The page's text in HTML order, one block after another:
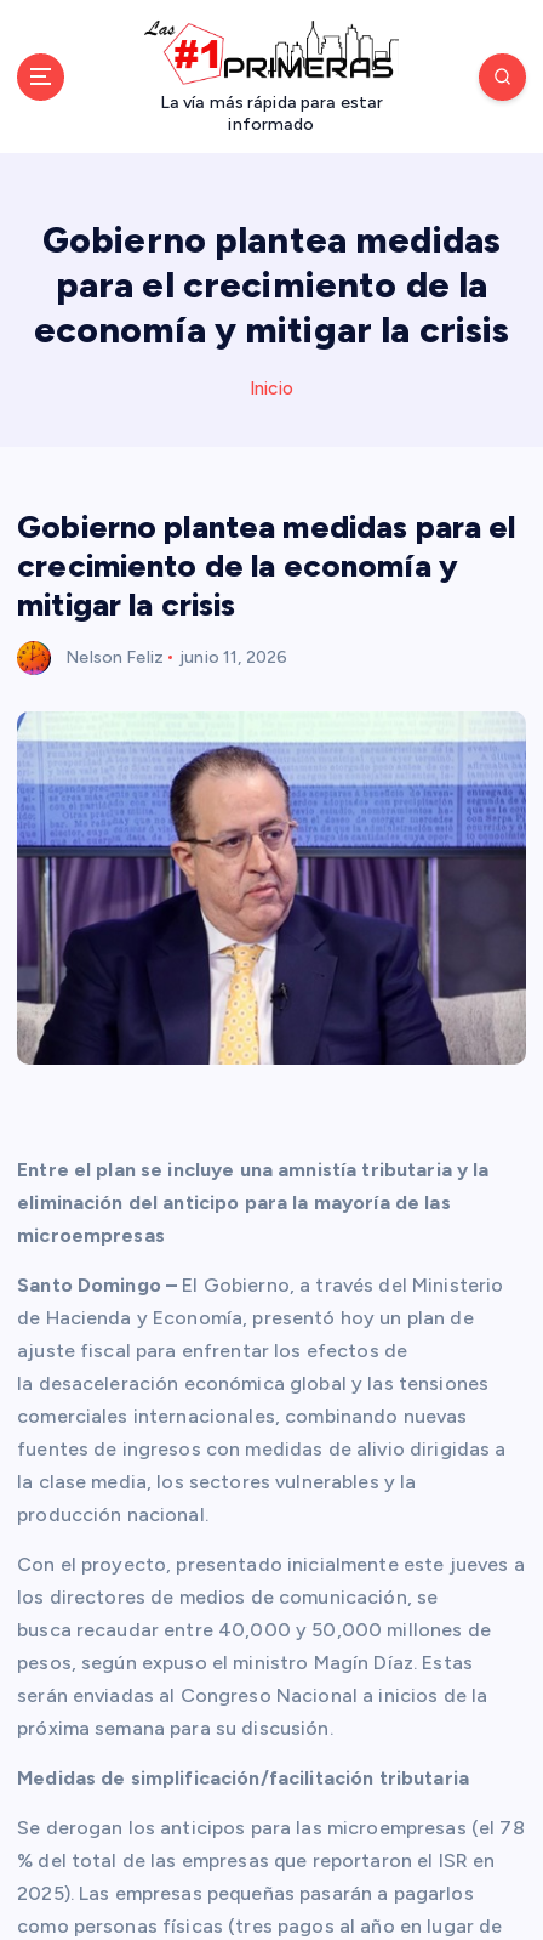
La vía más rápida para estar
informado
Gobierno plantea medidas
para el crecimiento de la
economía y mitigar la crisis
Inicio
Gobierno plantea medidas para el
crecimiento de la economía y
mitigar la crisis
Nelson Feliz junio 11, 2026
Entre el plan se incluye una amnistía tributaria y la
eliminación del anticipo para la mayoría de las
microempresas
Santo Domingo – El Gobierno, a través del Ministerio
de Hacienda y Economía, presentó hoy un plan de
ajuste fiscal para enfrentar los efectos de
la desaceleración económica global y las tensiones
comerciales internacionales, combinando nuevas
fuentes de ingresos con medidas de alivio dirigidas a
la clase media, los sectores vulnerables y la
producción nacional.
Con el proyecto, presentado inicialmente este jueves a
los directores de medios de comunicación, se
busca recaudar entre 40,000 y 50,000 millones de
pesos, según expuso el ministro Magín Díaz. Estas
serán enviadas al Congreso Nacional a inicios de la
próxima semana para su discusión.
Medidas de simplificación/facilitación tributaria
Se derogan los anticipos para las microempresas (el 78
% del total de las empresas que reportaron el ISR en
2025). Las empresas pequeñas pasarán a pagarlos
como personas físicas (tres pagos al año en lugar de